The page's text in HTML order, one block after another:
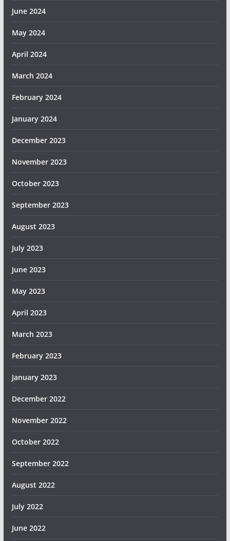
June 2024
May 2024
April 2024
March 2024
February 2024
January 2024
December 2023
November 2023
October 2023
September 2023
August 2023
July 2023
June 2023
May 2023
April 2023
March 2023
February 2023
January 2023
December 2022
November 2022
October 2022
September 2022
August 2022
July 2022
June 2022